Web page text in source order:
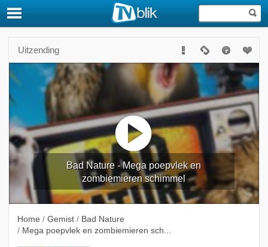
Uitzending
Bad Nature - Mega poepvlek en
zombiemieren schimmel
Home / Gemist / Bad Nature
/ Mega poepvlek en zombiemieren sch...